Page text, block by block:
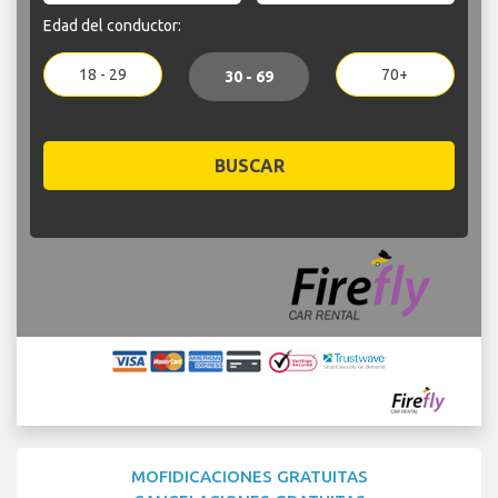
Edad del conductor:
18 - 29 30 - 69 70+
BUSCAR
MOFIDICACIONES GRATUITAS